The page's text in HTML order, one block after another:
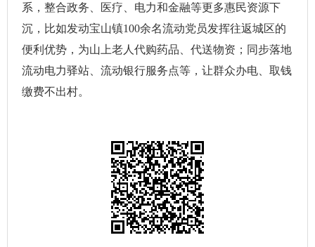
系，整合政务、医疗、电力和金融等更多惠民资源下
沉，比如发动宝山镇100余名流动党员发挥往返城区的
便利优势，为山上老人代购药品、代送物资；同步落地
流动电力驿站、流动银行服务点等，让群众办电、取钱
缴费不出村。